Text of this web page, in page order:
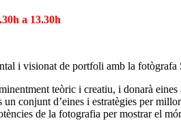
a 13.30h
i visionat de portfoli amb la fotògrafa
teòric i creatiu, i donarà
conjunt d’eines i estratègies per
de la fotografia per mostrar el